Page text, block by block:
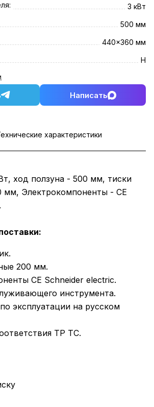
3 кВт
500 мм
440x360 мм
Н
Написать
характеристики
ход ползуна - 500 мм, тиски
мм, Электрокомпоненты - CE
200 мм.
CE Schneider electric.
инструмента.
эксплуатации на русском
ТР ТС.